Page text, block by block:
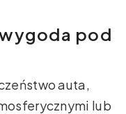
pod
auta,
lub